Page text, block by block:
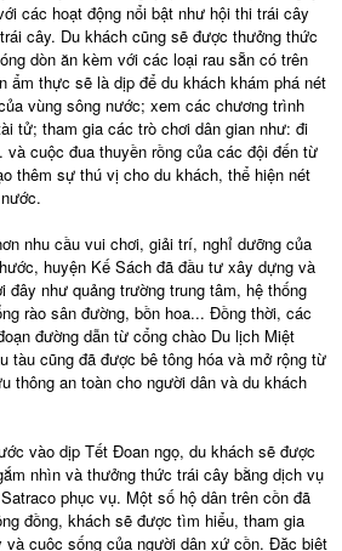
các hoạt động nổi bật như hội thi trái cây
cây. Du khách cũng sẽ được thưởng thức
dòn ăn kèm với các loại rau sẵn có trên
ẩm thực sẽ là dịp để du khách khám phá nét
vùng sông nước; xem các chương trình
tử; tham gia các trò chơi dân gian như: đi
cuộc đua thuyền rồng của các đội đến từ
thêm sự thú vị cho du khách, thể hiện nét
nhu cầu vui chơi, giải trí, nghỉ dưỡng của
huyện Kế Sách đã đầu tư xây dựng và
đây như quảng trường trung tâm, hệ thống
rào sân đường, bồn hoa... Đồng thời, các
đường dẫn từ cổng chào Du lịch Miệt
tàu cũng đã được bê tông hóa và mở rộng từ
thông an toàn cho người dân và du khách
vào dịp Tết Đoan ngọ, du khách sẽ được
nhìn và thưởng thức trái cây bằng dịch vụ
phục vụ. Một số hộ dân trên cồn đã
đồng, khách sẽ được tìm hiểu, tham gia
và cuộc sống của người dân xứ cồn. Đặc biệt